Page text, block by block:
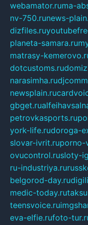
webamator.ruma-
nv-750.runews-
dizfiles.ru
planeta-samara.ru
matrasy-
dotcustoms.ru
narasimha.ru
newsplain.ru
gbget.ru
petrovkasports.ru
york-life.rudoroga-
slovar-ivrit.ruporno-
ovucontrol.rusloty-
ru-industriya.ru
belgorod-day.ru
medic-today.ru
teensvoice.ru
eva-elfie.rufoto-